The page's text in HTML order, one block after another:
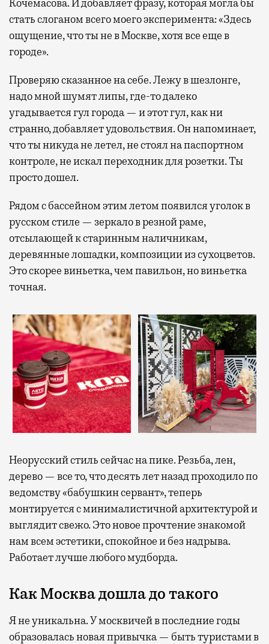
Кочемасова. И добавляет фразу, которая могла бы
стать слоганом всего моего эксперимента: «Здесь
ощущение, что ты не в Москве, хотя все еще в
городе».
Проверяю сказанное на себе. Лежу в шезлонге,
надо мной шумят липы, где-то далеко
угадывается гул города — и этот гул, как ни
странно, добавляет удовольствия. Он напоминает,
что ты никуда не летел, не стоял на паспортном
контроле, не искал переходник для розетки. Ты
просто дошел.
Рядом с бассейном этим летом появился уголок в
русском стиле — зеркало в резной раме,
отсылающей к старинным наличникам,
деревянные лошадки, композиции из сухоцветов.
Это скорее виньетка, чем павильон, но виньетка
точная.
Неорусский стиль сейчас на пике. Резьба, лен,
дерево — все то, что десять лет назад проходило по
ведомству «бабушкин сервант», теперь
монтируется с минималистичной архитектурой и
выглядит свежо. Это новое прочтение знакомой
нам всем эстетики, спокойное и без надрыва.
Работает лучше любого мудборда.
Как Москва дошла до такого
Я не уникальна. У москвичей в последние годы
образовалась новая привычка — быть туристами в